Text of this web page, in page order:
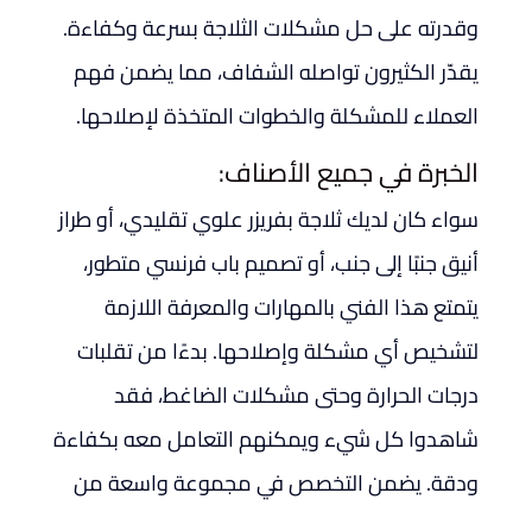
وقدرته على حل مشكلات الثلاجة بسرعة وكفاءة.
يقدّر الكثيرون تواصله الشفاف، مما يضمن فهم
العملاء للمشكلة والخطوات المتخذة لإصلاحها.
الخبرة في جميع الأصناف:
سواء كان لديك ثلاجة بفريزر علوي تقليدي، أو طراز
أنيق جنبًا إلى جنب، أو تصميم باب فرنسي متطور،
يتمتع هذا الفني بالمهارات والمعرفة اللازمة
لتشخيص أي مشكلة وإصلاحها. بدءًا من تقلبات
درجات الحرارة وحتى مشكلات الضاغط، فقد
شاهدوا كل شيء ويمكنهم التعامل معه بكفاءة
ودقة. يضمن التخصص في مجموعة واسعة من